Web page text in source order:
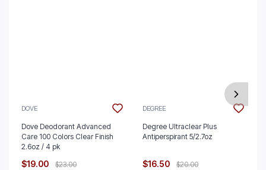
DOVE
Dove Deodorant Advanced
Care 100 Colors Clear Finish
2.6oz / 4 pk
$19.00 $23.00
DEGREE
Degree Ultraclear Plus
Antiperspirant 5/2.7oz
$16.50 $20.00